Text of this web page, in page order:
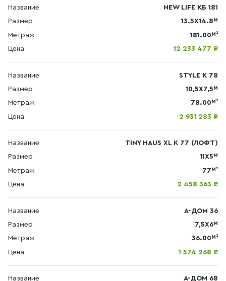
Название
NEW LIFE КБ 181
Размер
13.5X14.8 М
Метраж 181.00М²
Цена 12 233 477 ₽
Название
STYLE К 78
Размер
10,5Х7,5М
Метраж 78.00М²
Цена 2 931 283 ₽
Название
TINY HAUS XL К 77 (ЛОФТ)
Размер
11X5 М
Метраж 77М²
Цена 2 458 363 ₽
Название
А-ДОМ 36
Размер
7,5X6М
Метраж 36.00М²
Цена 1 574 268 ₽
Название
А-ДОМ 68